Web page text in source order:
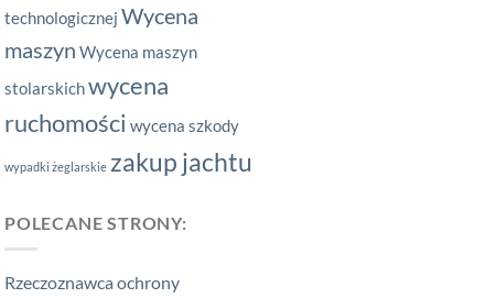
technologicznej Wycena
maszyn Wycena maszyn
stolarskichwycena
ruchomości wycena szkody
wypadki żeglarskie zakup jachtu
POLECANE STRONY:
Rzeczoznawca ochrony